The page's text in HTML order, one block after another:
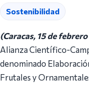
Sostenibilidad
(Caracas, 15 de
Alianza Científico-
denominado
Frutales y